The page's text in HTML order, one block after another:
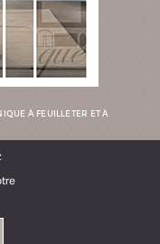
À FEUILLETER ET À